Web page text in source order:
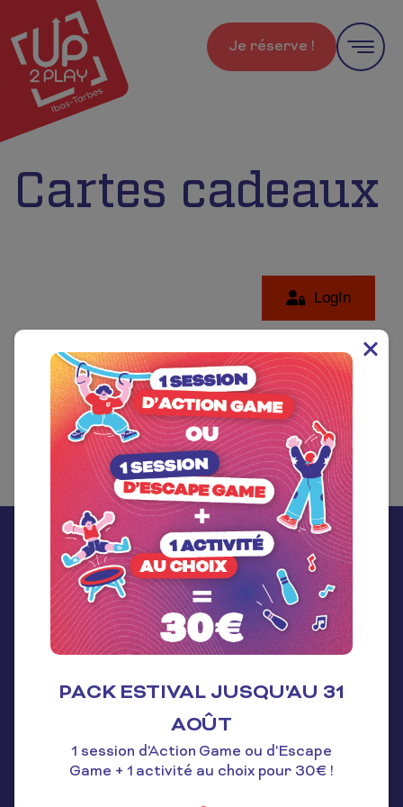
Je réserve !
PACK ESTIVAL JUSQU'AU 31
AOÛT
1 session d'Action Game ou d'Escape
Game + 1 activité au choix pour 30€ !
Cartes cadeaux
FacebookInstagram
YoutubeLinkedin
Restez informé !